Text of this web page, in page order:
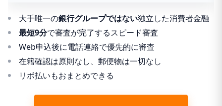
大手唯一の銀行グループではない独立した消費者金融
最短9分で審査が完了するスピード審査
Web申込後に電話連絡で優先的に審査
在籍確認は原則なし、郵便物は一切なし
リボ払いもおまとめできる